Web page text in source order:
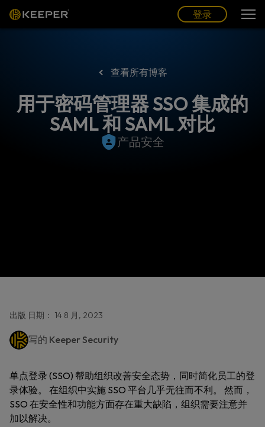
登录
查看所有博客
用于密码管理器 SSO 集成的
SAML 和 SAML 对比
产品安全
出版 日期： 14 8 月, 2023
写的 Keeper Security
单点登录 (SSO) 帮助组织改善安全态势，同时简化员工的登
录体验。 在组织中实施 SSO 平台几乎无往而不利。 然而，
SSO 在安全性和功能方面存在重大缺陷，组织需要注意并
加以解决。